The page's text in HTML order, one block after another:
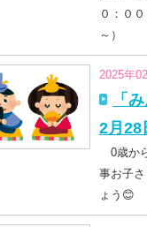
０：０
～）
2025年
「
2月28
0歳か
事お子
ょう😊